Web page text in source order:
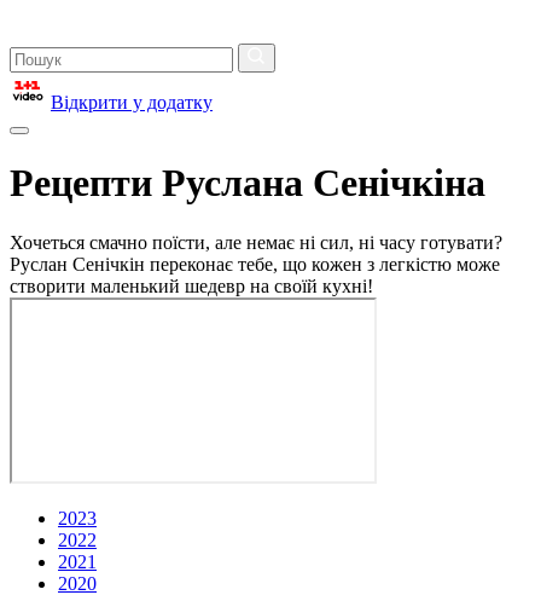
Відкрити у додатку
Рецепти Руслана Сенічкіна
Хочеться смачно поїсти, але немає ні сил, ні часу готувати?
Руслан Сенічкін переконає тебе, що кожен з легкістю може
створити маленький шедевр на своїй кухні!
2023
2022
2021
2020